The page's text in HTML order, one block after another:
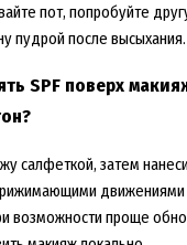
пот, попробуйте
пудрой после высыхания.
SPF поверх
салфеткой, затем
движениями
возможности проще